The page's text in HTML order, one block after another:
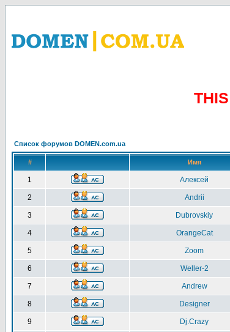
Список форумов DOMEN.com.ua
# Имя
1 Алексей
2 Andrii
3 Dubrovskiy
4 OrangeCat
5 Zoom
6 Weller-2
7 Andrew
8 Designer
9 Dj.Crazy